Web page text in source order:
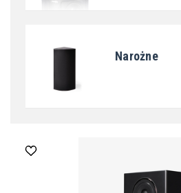
Narożne